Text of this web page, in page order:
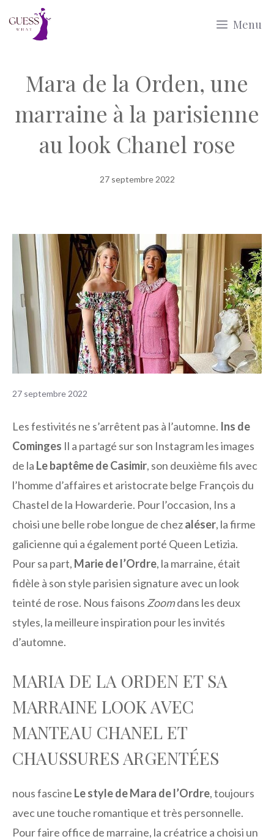
Menu
Mara de la Orden, une
marraine à la parisienne
au look Chanel rose
27 septembre 2022
27 septembre 2022
Les festivités ne s’arrêtent pas à l’automne. Ins de
Cominges Il a partagé sur son Instagram les images
de la Le baptême de Casimir, son deuxième fils avec
l’homme d’affaires et aristocrate belge François du
Chastel de la Howarderie. Pour l’occasion, Ins a
choisi une belle robe longue de chezaléser, la firme
galicienne qui a également porté Queen Letizia.
Pour sa part, Marie de l’Ordre, la marraine, était
fidèle à son style parisien signature avec un look
teinté de rose. Nous faisons Zoomdans les deux
styles, la meilleure inspiration pour les invités
d’automne.
MARIA DE LA ORDEN ET SA
MARRAINE LOOK AVEC
MANTEAU CHANEL ET
CHAUSSURES ARGENTÉES
nous fascine Le style de Mara de l’Ordre, toujours
avec une touche romantique et très personnelle.
Pour faire office de marraine, la créatrice a choisi un